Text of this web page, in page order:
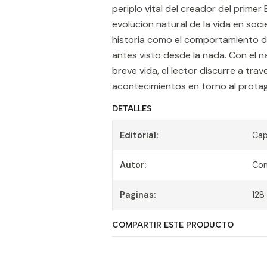
periplo vital del creador del
evolucion natural de la vida en
historia como el comportamiento
antes visto desde la nada. Con el
breve vida, el lector discurre a
acontecimientos en torno al
DETALLES
Editorial:
Autor:
Paginas: 128
COMPARTIR ESTE PRODUCTO